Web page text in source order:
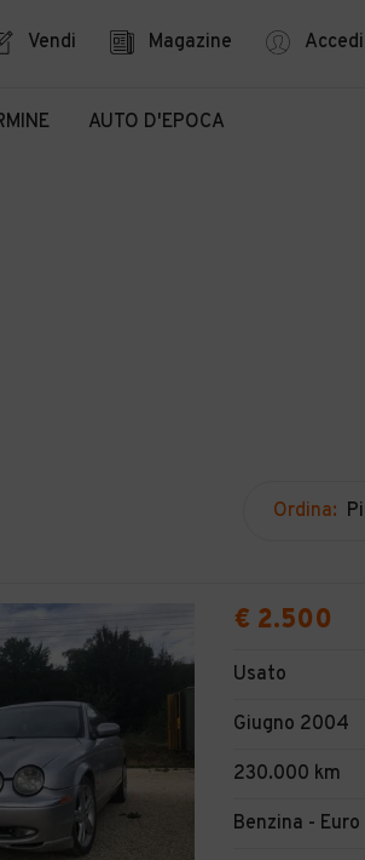
Vendi Magazine Accedi
AUTO D'EPOCA
Ordina:
€ 2.500
Usato
Giugno 2004
230.000 km
Benzina - Euro